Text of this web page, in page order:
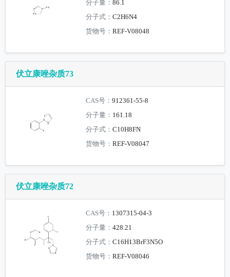
分子量：86.1
分子式：C2H6N4
货物号：REF-V08048
伏立康唑杂质73
CAS号：912361-55-8
分子量： 161.18
分子式：C10H8FN
货物号：REF-V08047
伏立康唑杂质72
CAS号： 1307315-04-3
分子量：428.21
分子式：C16H13BrF3N5O
货物号：REF-V08046